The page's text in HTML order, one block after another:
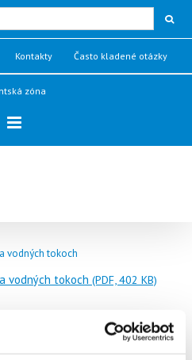
Kontakty Často kladené otázky
zóna
vodných tokoch
vodných tokoch (PDF, 402 KB)